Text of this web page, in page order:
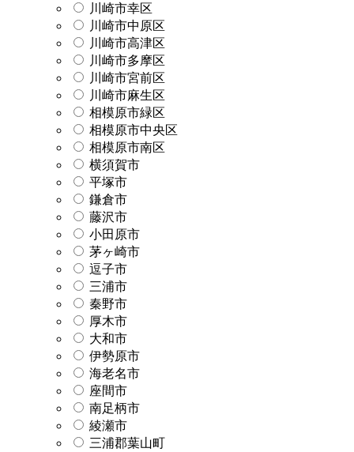
川崎市幸区
川崎市中原区
川崎市高津区
川崎市多摩区
川崎市宮前区
川崎市麻生区
相模原市緑区
相模原市中央区
相模原市南区
横須賀市
平塚市
鎌倉市
藤沢市
小田原市
茅ヶ崎市
逗子市
三浦市
秦野市
厚木市
大和市
伊勢原市
海老名市
座間市
南足柄市
綾瀬市
三浦郡葉山町